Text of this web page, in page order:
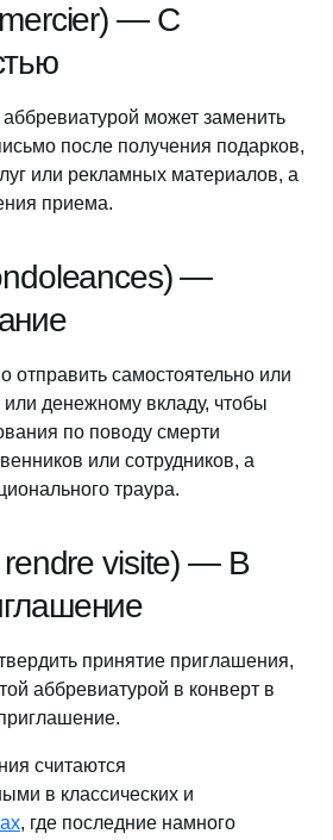
— С
может заменить
после получения подарков,
или рекламных материалов, а
приема.
—
отправить самостоятельно или
денежному вкладу, чтобы
по поводу смерти
или сотрудников, а
траура.
rendre visite) — В
принятие приглашения,
аббревиатурой в конверт в
считаются
в классических и
, где последние намного